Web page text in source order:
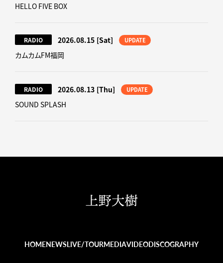
HELLO FIVE BOX
RADIO 2026.08.15 [Sat] UPDATE
カムカムFM福岡
RADIO 2026.08.13 [Thu] UPDATE
SOUND SPLASH
HOMENEWSLIVE/TOURMEDIAVIDEODISCOGRAPHY